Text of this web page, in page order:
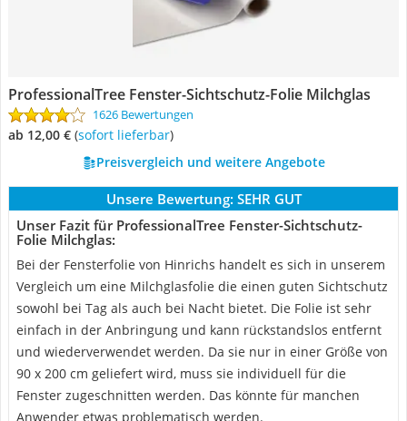
ProfessionalTree Fenster-Sichtschutz-Folie Milchglas
1626 Bewertungen
ab 12,00 € ( Sofort lieferbar)
Preisvergleich und weitere Angebote
Unsere Bewertung: SEHR GUT
Unser Fazit für ProfessionalTree Fenster-Sichtschutz-
Folie Milchglas:
Bei der Fensterfolie von Hinrichs handelt es sich in unserem
Vergleich um eine Milchglasfolie die einen guten Sichtschutz
sowohl bei Tag als auch bei Nacht bietet. Die Folie ist sehr
einfach in der Anbringung und kann rückstandslos entfernt
und wiederverwendet werden. Da sie nur in einer Größe von
90 x 200 cm geliefert wird, muss sie individuell für die
Fenster zugeschnitten werden. Das könnte für manchen
Anwender etwas problematisch werden.